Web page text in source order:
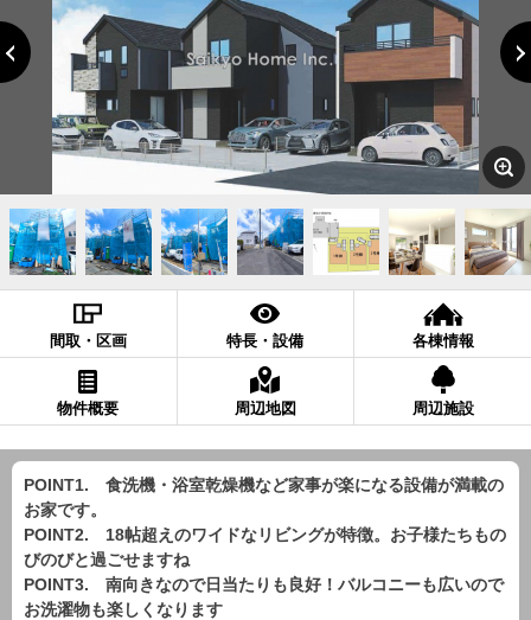
間取・区画 特長・設備 各棟情報
物件概要 周辺地図 周辺施設
POINT1. 食洗機・浴室乾燥機など家事が楽になる設備が満載の
お家です。
POINT2. 18帖超えのワイドなリビングが特徴。お子様たちもの
びのびと過ごせますね
POINT3. 南向きなので日当たりも良好！バルコニーも広いので
お洗濯物も楽しくなります